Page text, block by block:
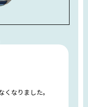
なりました。